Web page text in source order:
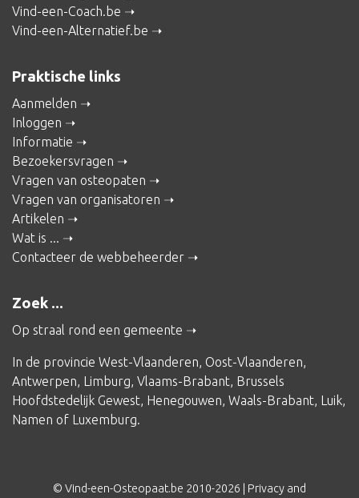
Vind-een-Coach.be
Vind-een-Alternatief.be
Praktische links
Aanmelden
Inloggen
Informatie
Bezoekersvragen
Vragen van osteopaten
Vragen van organisatoren
Artikelen
Wat is ...
Contacteer de webbeheerder
Zoek ...
Op straal rond een gemeente
In de provincie West-Vlaanderen Oost-Vlaanderen
Antwerpen Limburg Vlaams-Brabant Brussels
Hoofdstedelijk Gewest Henegouwen Waals-Brabant Luik
Namen of Luxemburg
© Vind-een-Osteopaat.be 2010-2026 | Privacy and